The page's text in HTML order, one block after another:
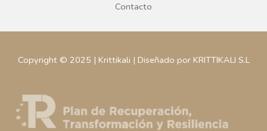
Contacto
Copyright © 2025 | Krittikali | Diseñado por KRITTIKALI S.L